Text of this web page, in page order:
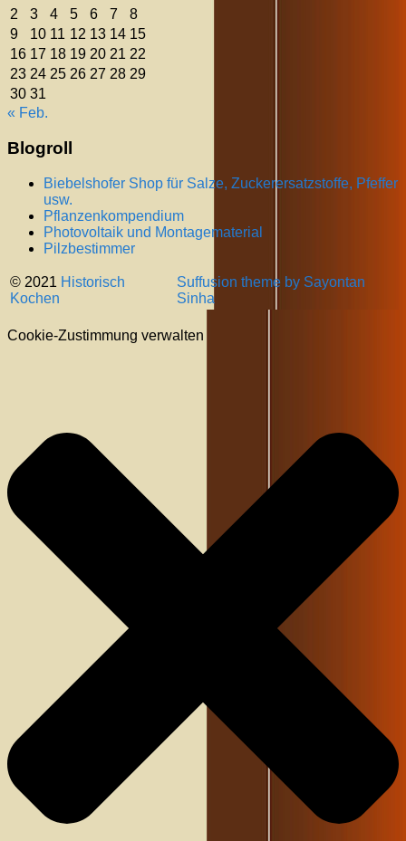
2
3 4 5 6 7
8
9
10 11 12 13 14 15
16 17 18 19 20 21 22
23 24 25 26 27 28 29
30 31
« Feb.
Blogroll
Biebelshofer Shop für Salze, Zuckerersatzstoffe, Pfeffer
usw.
Pflanzenkompendium
Photovoltaik und Montagematerial
Pilzbestimmer
© 2021 Historisch
Kochen
Suffusion theme by Sayontan
Sinha
Cookie-Zustimmung verwalten